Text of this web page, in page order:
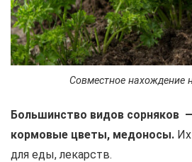
Совместное нахождение
Большинство видов сорняков
кормовые цветы, медоносы.
для еды, лекарств.